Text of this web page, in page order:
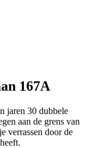
167A
jaren 30 dubbele
aan de grens van
verrassen door de